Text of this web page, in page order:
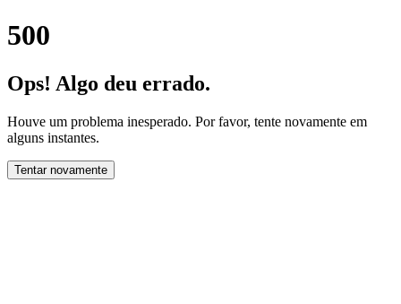
500
Ops! Algo deu errado.
Houve um problema inesperado. Por favor, tente novamente em
alguns instantes.
Tentar novamente